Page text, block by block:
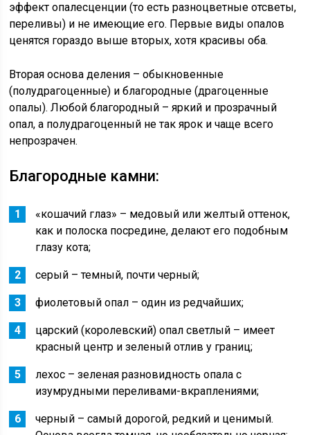
эффект опалесценции (то есть разноцветные отсветы,
переливы) и не имеющие его. Первые виды опалов
ценятся гораздо выше вторых, хотя красивы оба.
Вторая основа деления – обыкновенные
(полудрагоценные) и благородные (драгоценные
опалы). Любой благородный – яркий и прозрачный
опал, а полудрагоценный не так ярок и чаще всего
непрозрачен.
Благородные камни:
«кошачий глаз» – медовый или желтый оттенок,
как и полоска посредине, делают его подобным
глазу кота;
серый – темный, почти черный;
фиолетовый опал – один из редчайших;
царский (королевский) опал светлый – имеет
красный центр и зеленый отлив у границ;
лехос – зеленая разновидность опала с
изумрудными переливами-вкраплениями;
черный – самый дорогой, редкий и ценимый.